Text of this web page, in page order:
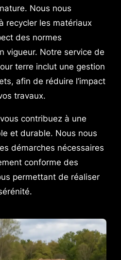
Nous nous
recycler les matériaux
des normes
vigueur. Notre service de
terre inclut une gestion
afin de réduire l’impact
travaux.
contribuez à une
et durable. Nous nous
démarches nécessaires
conforme des
permettant de réaliser